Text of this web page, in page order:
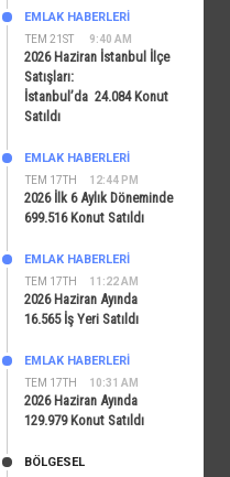
TEM 21ST 9:40 AM
EMLAK HABERLERI
2026 Haziran İstanbul İlçe
Satışları:
İstanbul’da 24.084 Konut
Satıldı
TEM 17TH 12:44 PM
EMLAK HABERLERI
2026 İlk 6 Aylık Döneminde
699.516 Konut Satıldı
TEM 17TH 11:22 AM
EMLAK HABERLERI
2026 Haziran Ayında
16.565 İş Yeri Satıldı
TEM 17TH 10:31 AM
EMLAK HABERLERI
2026 Haziran Ayında
129.979 Konut Satıldı
BÖLGESEL